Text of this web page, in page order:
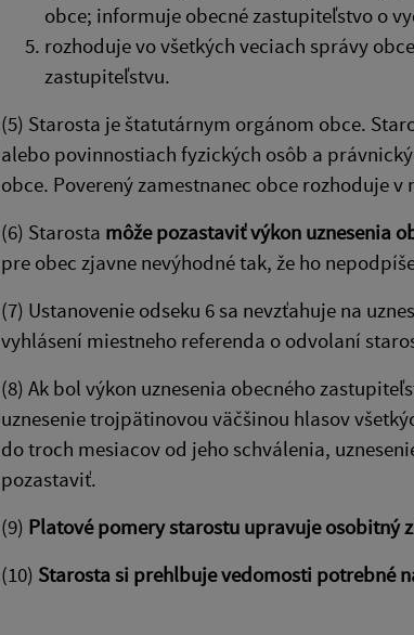
obce; informuje obecné zastupiteľstvo o
rozhoduje vo všetkých veciach správy
zastupiteľstvu.
(5) Starosta je štatutárnym orgánom obce.
alebo povinnostiach fyzických osôb a
obce. Poverený zamestnanec obce rozhoduje
(6) Starosta môže pozastaviť výkon uznesenia
pre obec zjavne nevýhodné tak, že ho
(7) Ustanovenie odseku 6 sa nevzťahuje na
vyhlásení miestneho referenda o odvolaní
(8) Ak bol výkon uznesenia obecného
uznesenie trojpätinovou väčšinou hlasov
do troch mesiacov od jeho schválenia,
pozastaviť.
(9) Platové pomery starostu upravuje osobitný
(10) Starosta si prehlbuje vedomosti potrebné